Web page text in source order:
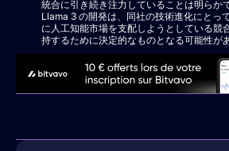
統合に引き続き注力していることは明らか
Llama 3 の開発は、同社の技術進化にとっ
に人工知能市場を支配しようとしている競
持するために決定的なものとなる可能性が